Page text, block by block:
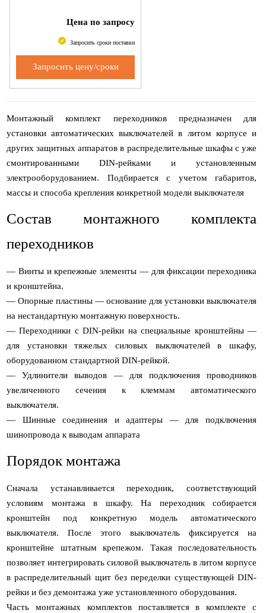
Цена по запросу
Запросить сроки поставки
Запросить цену/сроки
Монтажный комплект переходников предназначен для
установки автоматических выключателей в литом корпусе и
других защитных аппаратов в распределительные шкафы с уже
смонтированными DIN-рейками и установленным
электрооборудованием. Подбирается с учетом габаритов,
массы и способа крепления конкретной модели выключателя
Состав монтажного комплекта
переходников
— Винты и крепежные элементы — для фиксации переходника
и кронштейна.
— Опорные пластины — основание для установки выключателя
на нестандартную монтажную поверхность.
— Переходники с DIN-рейки на специальные кронштейны —
для установки тяжелых силовых выключателей в шкафу,
оборудованном стандартной DIN-рейкой.
— Удлинители выводов — для подключения проводников
увеличенного сечения к клеммам автоматического
выключателя.
— Шинные соединения и адаптеры — для подключения
шинопровода к выводам аппарата
Порядок монтажа
Сначала устанавливается переходник, соответствующий
условиям монтажа в шкафу. На переходник собирается
кронштейн под конкретную модель автоматического
выключателя. После этого выключатель фиксируется на
кронштейне штатным крепежом. Такая последовательность
позволяет интегрировать силовой выключатель в литом корпусе
в распределительный щит без переделки существующей DIN-
рейки и без демонтажа уже установленного оборудования.
Часть монтажных комплектов поставляется в комплекте с